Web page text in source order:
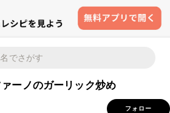
ーノのガーリック炒め
フォロー